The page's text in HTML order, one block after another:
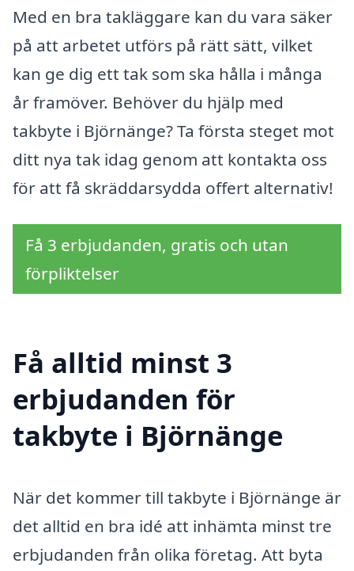
Med en bra takläggare kan du vara säker
på att arbetet utförs på rätt sätt, vilket
kan ge dig ett tak som ska hålla i många
år framöver. Behöver du hjälp med
takbyte i Björnänge? Ta första steget mot
ditt nya tak idag genom att kontakta oss
för att få skräddarsydda offert alternativ!
Få 3 erbjudanden, gratis och utan
förpliktelser
Få alltid minst 3
erbjudanden för
takbyte i Björnänge
När det kommer till takbyte i Björnänge är
det alltid en bra idé att in­hämta minst tre
erbjudanden från olika företag. Att byta